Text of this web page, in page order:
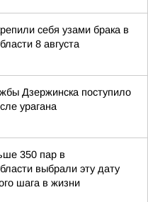
себя узами брака в
8 августа
Дзержинска поступило
урагана
350 пар в
выбрали эту дату
шага в жизни